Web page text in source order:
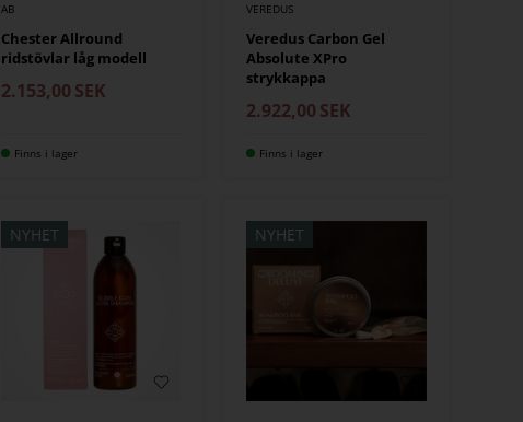
AB
Chester Allround
ridstövlar låg modell
2.153,00 SEK
Finns i lager
VEREDUS
Veredus Carbon Gel
Absolute XPro
strykkappa
2.922,00 SEK
Finns i lager
NYHET NYHET